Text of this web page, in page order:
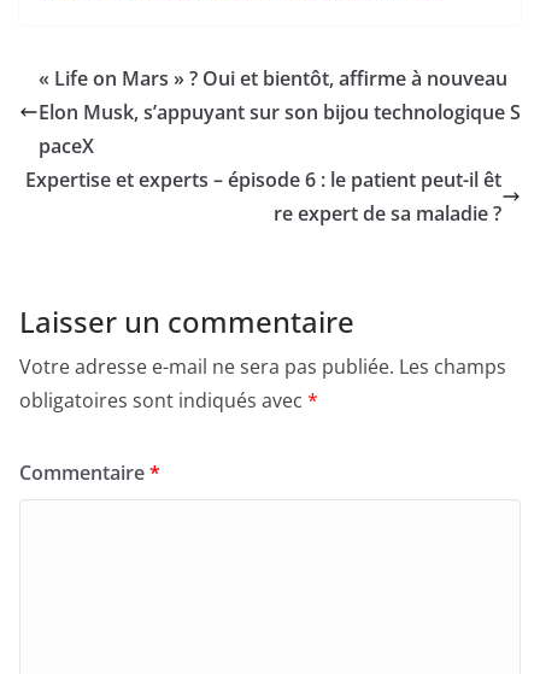
« Life on Mars » ? Oui et bientôt, affirme à nouveau
Elon Musk, s’appuyant sur son bijou technologique S
paceX
Expertise et experts – épisode 6 : le patient peut-il êt
re expert de sa maladie ?
Laisser un commentaire
Votre adresse e-mail ne sera pas publiée. Les champs
obligatoires sont indiqués avec *
Commentaire*